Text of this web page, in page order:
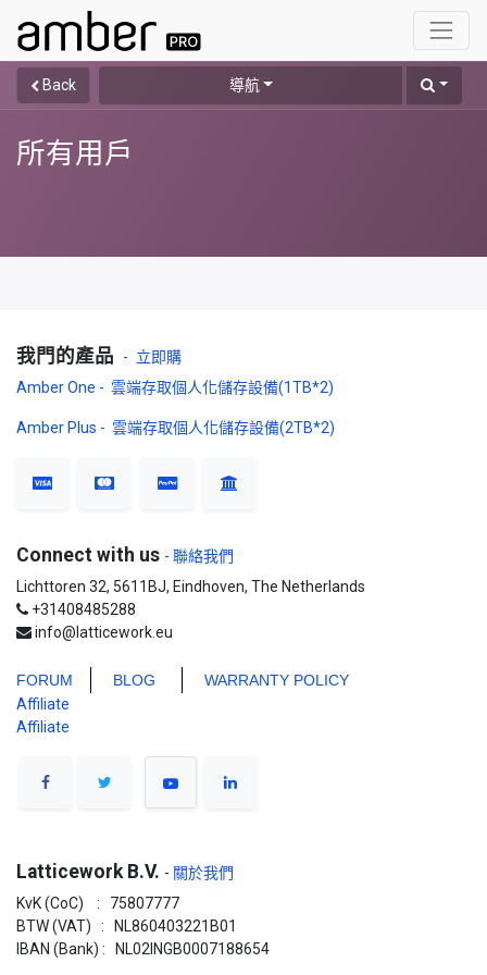
Back 導航
所有用戶
我門的產品 - 立即購
Amber One - 雲端存取個人化儲存設備(1TB*2)
Amber Plus - 雲端存取個人化儲存設備(2TB*2)
Connect with us - 聯絡我們
Lichttoren 32, 5611BJ, Eindhoven, The Netherlands
+31408485288
info@latticework.eu
FORUM BLOG
WARRANTY POLICY
Affiliate
Affiliate
Latticework B.V. - 關於我們
KvK (CoC) : 75807777
BTW (VAT) : NL860403221B01
IBAN (Bank) : NL02INGB0007188654